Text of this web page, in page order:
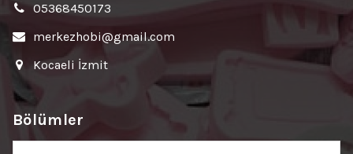
05368450173
merkezhobi@gmail.com
Kocaeli İzmit
Bölümler
Bölümler